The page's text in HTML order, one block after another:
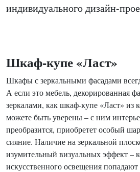
индивидуального дизайн-
Шкаф-купе «Ласт»
Шкафы с зеркальными фасадами
А если это мебель, декорированная
зеркалами, как шкаф-купе «Ласт» из
можете быть уверены – с ним
преобразится, приобретет особый
сияние. Наличие на зеркальной
изумительный визуальных эффект –
искусственного освещения попадают